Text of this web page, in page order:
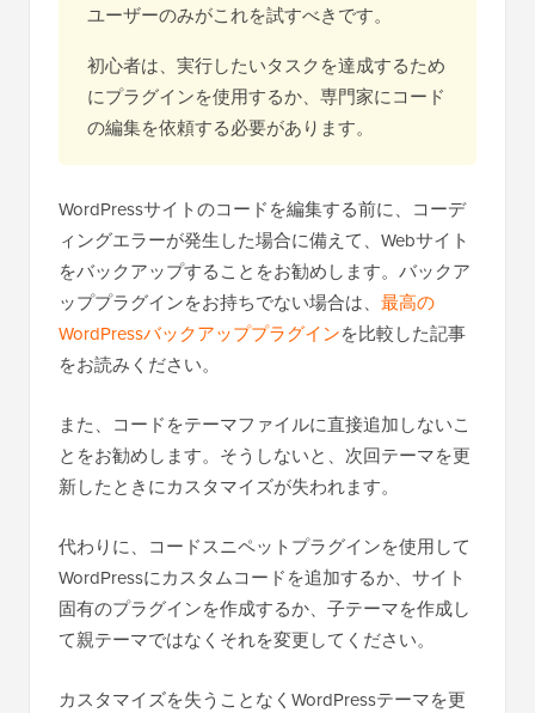
ユーザーのみがこれを試すべきです。
初心者は、実行したいタスクを達成するため
にプラグインを使用するか、専門家にコード
の編集を依頼する必要があります。
WordPressサイトのコードを編集する前に、コーデ
ィングエラーが発生した場合に備えて、Webサイト
をバックアップすることをお勧めします。バックア
ッププラグインをお持ちでない場合は、 最高の
WordPressバックアッププラグインを比較した記事
をお読みください。
また、コードをテーマファイルに直接追加しないこ
とをお勧めします。そうしないと、次回テーマを更
新したときにカスタマイズが失われます。
代わりに、コードスニペットプラグインを使用して
WordPressにカスタムコードを追加するか、サイト
固有のプラグインを作成するか、子テーマを作成し
て親テーマではなくそれを変更してください。
カスタマイズを失うことなくWordPressテーマを更